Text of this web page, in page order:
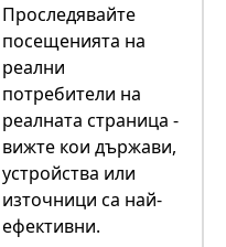
Проследявайте
посещенията на
реални
потребители на
реалната страница -
вижте кои държави,
устройства или
източници са най-
ефективни.